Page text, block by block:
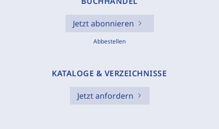
Jetzt abonnieren
Abbestellen
KATALOGE & VERZEICHNISSE
Jetzt anfordern